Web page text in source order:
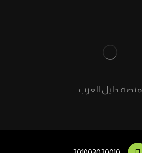
منصة دليل العرب